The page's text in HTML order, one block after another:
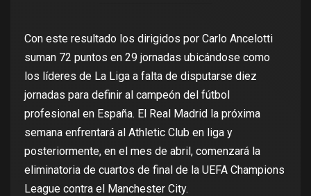
Con este resultado los dirigidos por Carlo Ancelotti
suman 72 puntos en 29 jornadas ubicándose como
los líderes de La Liga a falta de disputarse diez
jornadas para definir al campeón del fútbol
profesional en España. El Real Madrid la próxima
semana enfrentará al Athletic Club en liga y
posteriormente, en el mes de abril, comenzará la
eliminatoria de cuartos de final de la UEFA Champions
League contra el Manchester City.